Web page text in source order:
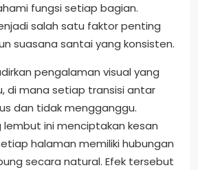
fungsi setiap bagian.
salah satu faktor penting
suasana santai yang konsisten.
pengalaman visual yang
di mana setiap transisi antar
dan tidak mengganggu.
lembut ini menciptakan kesan
halaman memiliki hubungan
secara natural. Efek tersebut